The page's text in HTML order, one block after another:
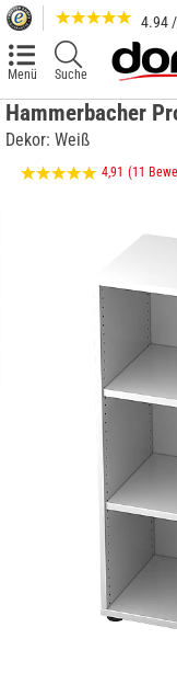
4.94
Menü Suche
Hammerbacher
Dekor: Weiß
4,91 (11